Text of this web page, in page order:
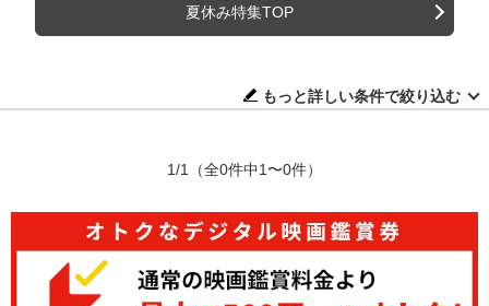
夏休み特集TOP
もっと詳しい条件で絞り込む
1/1 （全0件中1〜0件）